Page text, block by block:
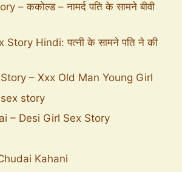
– ककोल्ड – नामर्द पति के सामने बीवी
Hindi: पत्नी के सामने पति ने की
– Xxx Old Man Young Girl
story
– Desi Girl Sex Story
Kahani